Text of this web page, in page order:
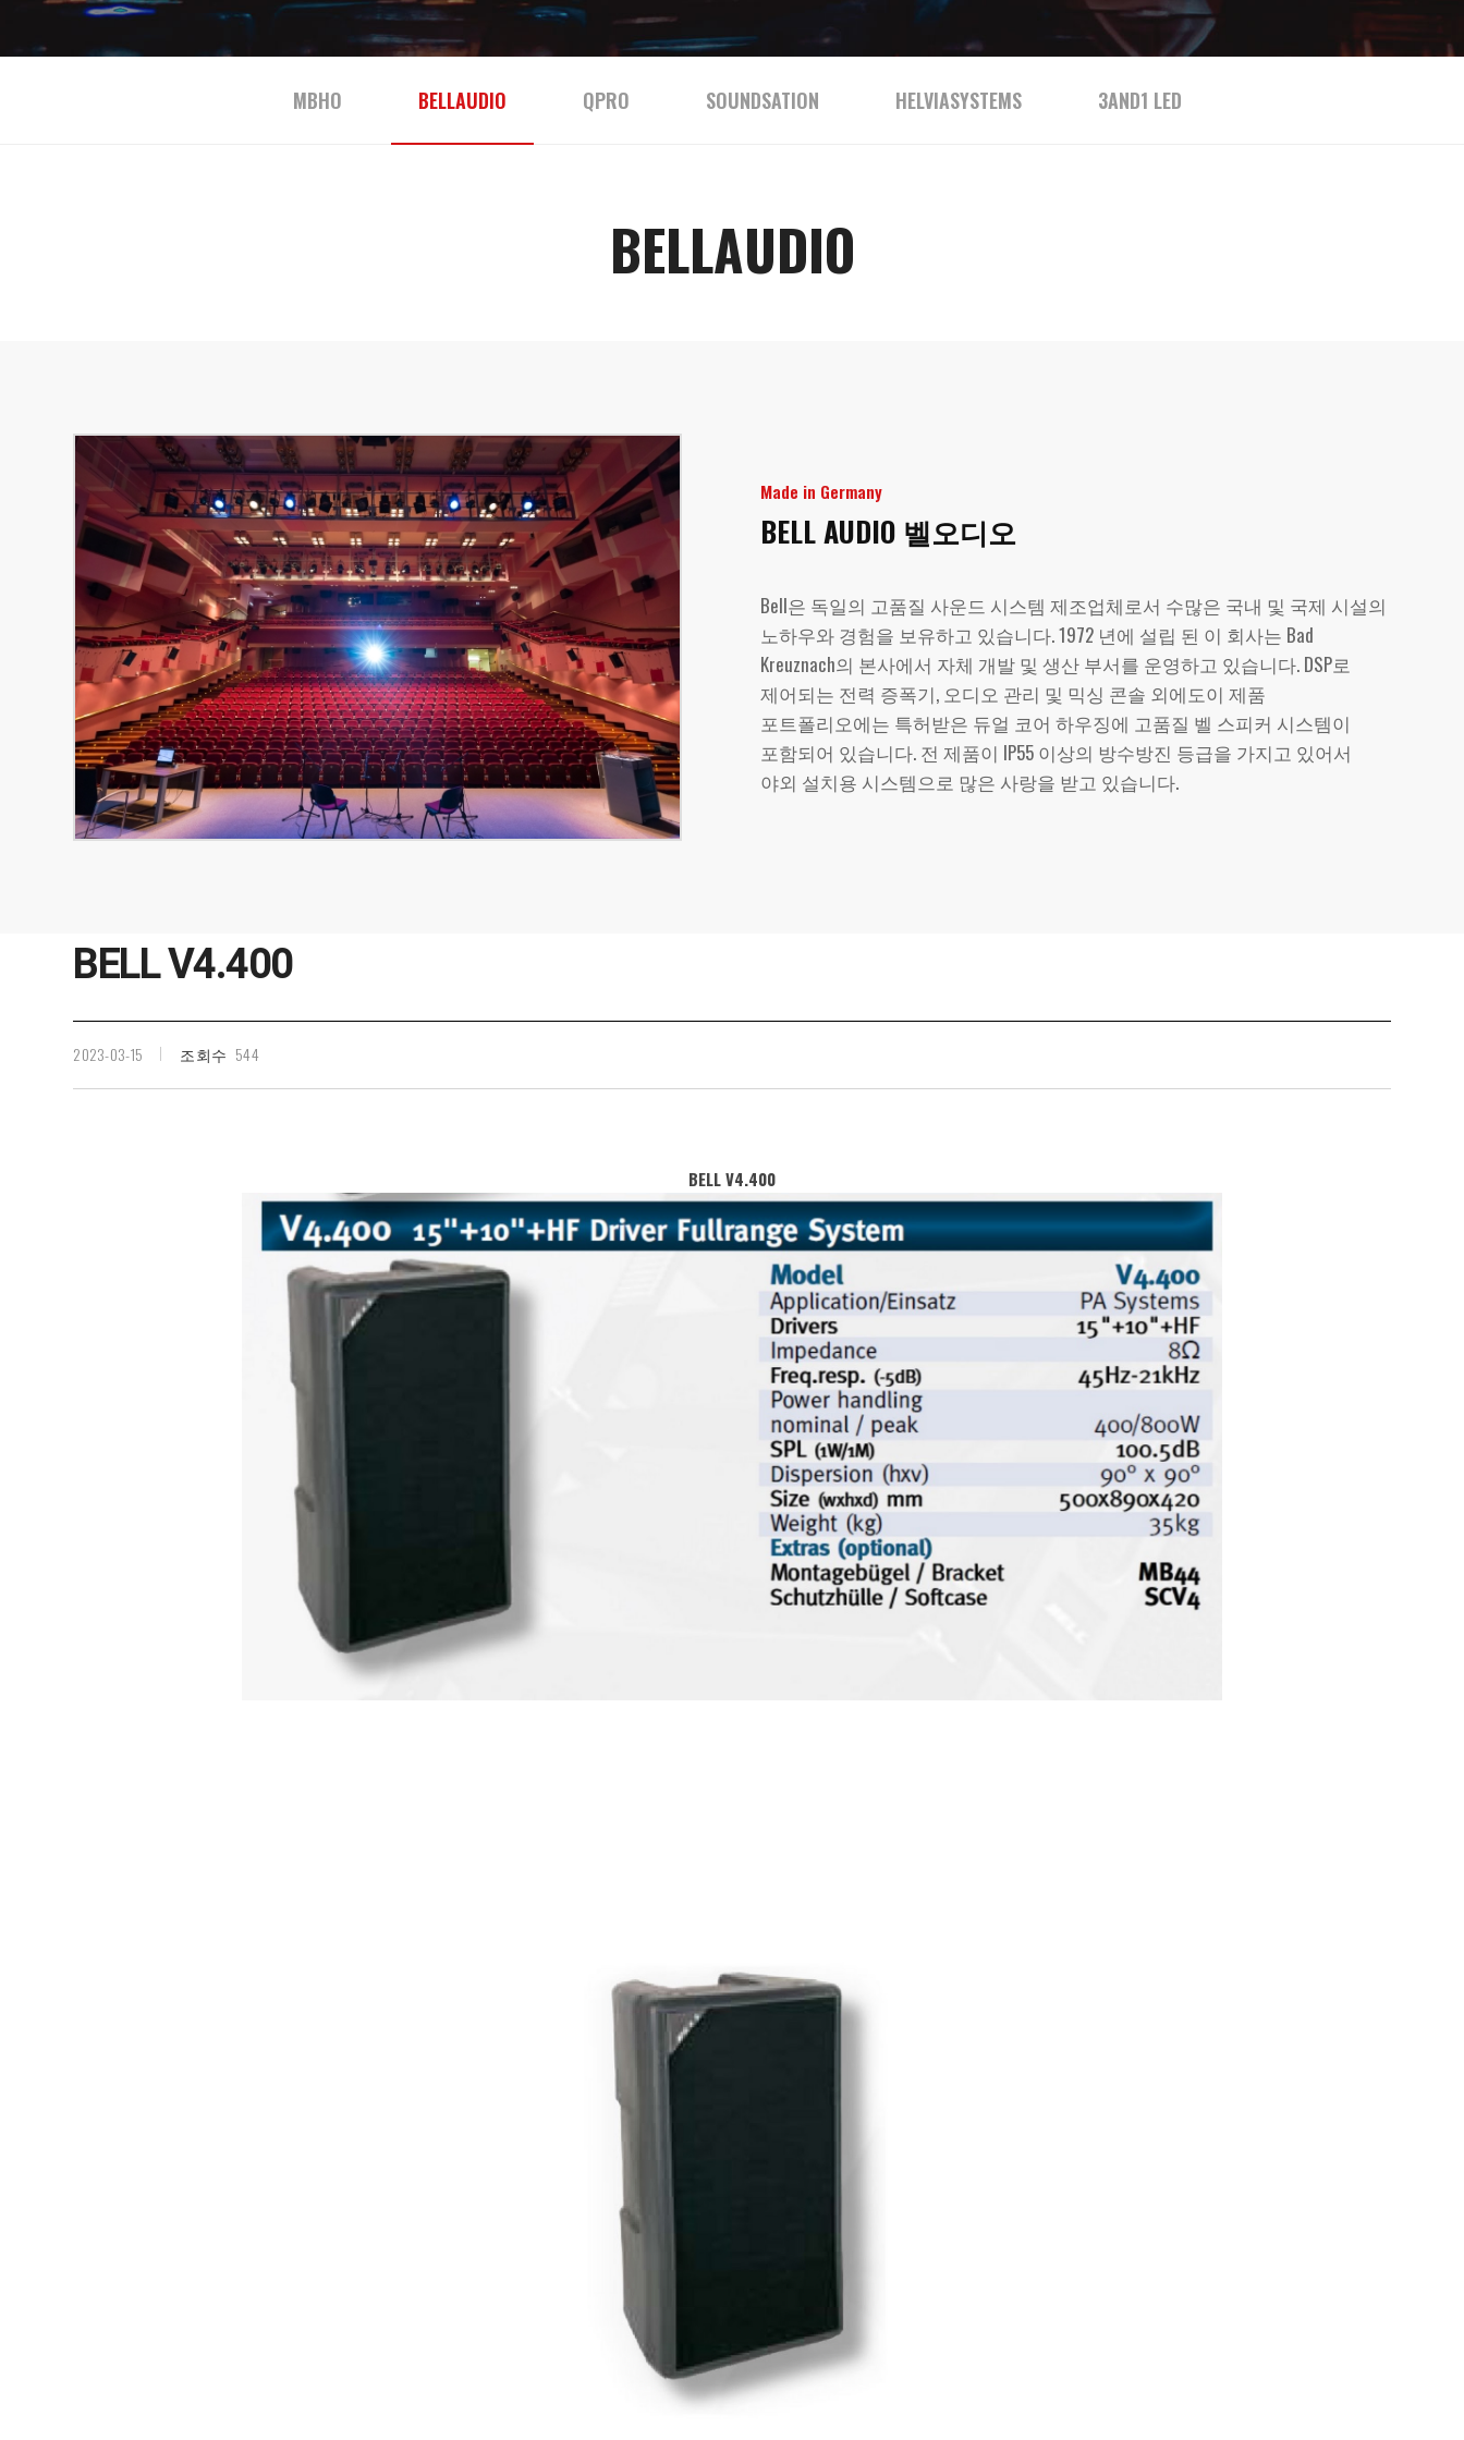
MBHO BELLAUDIO QPRO SOUNDSATION HELVIASYSTEMS 3AND1 LED
BELLAUDIO
Made in Germany
BELL AUDIO 벨오디오
Bell은 독일의 고품질 사운드 시스템 제조업체로서 수많은 국내 및 국제 시설의
노하우와 경험을 보유하고 있습니다. 1972 년에 설립 된 이 회사는 Bad
Kreuznach의 본사에서 자체 개발 및 생산 부서를 운영하고 있습니다. DSP로
제어되는 전력 증폭기, 오디오 관리 및 믹싱 콘솔 외에도이 제품
포트폴리오에는 특허받은 듀얼 코어 하우징에 고품질 벨 스피커 시스템이
포함되어 있습니다. 전 제품이 IP55 이상의 방수방진 등급을 가지고 있어서
야외 설치용 시스템으로 많은 사랑을 받고 있습니다.
BELL V‌4.400
2023-03-15 조회수 544
BELL V‌4.400